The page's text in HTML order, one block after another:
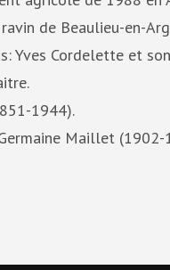
ravin de Beaulieu-en-
Yves Cordelette et
1944).
Maillet (1902-